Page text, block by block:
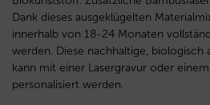
Dank dieses ausgeklügelten
innerhalb von 18-24 Monaten
werden. Diese nachhaltige, biologisch
kann mit einer Lasergravur oder
personalisiert werden.